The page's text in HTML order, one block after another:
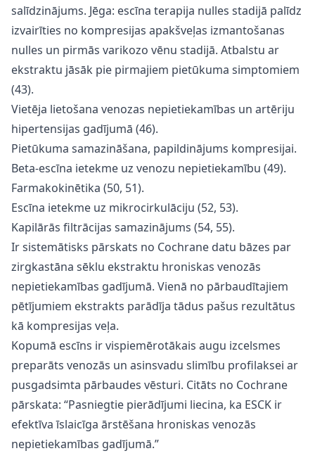
salīdzinājums. Jēga: escīna terapija nulles stadijā palīdz
izvairīties no kompresijas apakšveļas izmantošanas
nulles un pirmās varikozo vēnu stadijā. Atbalstu ar
ekstraktu jāsāk pie pirmajiem pietūkuma simptomiem
(43).
Vietēja lietošana venozas nepietiekamības un artēriju
hipertensijas gadījumā (46).
Pietūkuma samazināšana, papildinājums kompresijai.
Beta-escīna ietekme uz venozu nepietiekamību (49).
Farmakokinētika (50, 51).
Escīna ietekme uz mikrocirkulāciju (52, 53).
Kapilārās filtrācijas samazinājums (54, 55).
Ir sistemātisks pārskats no Cochrane datu bāzes par
zirgkastāna sēklu ekstraktu hroniskas venozās
nepietiekamības gadījumā. Vienā no pārbaudītajiem
pētījumiem ekstrakts parādīja tādus pašus rezultātus
kā kompresijas veļa.
Kopumā escīns ir vispiemērotākais augu izcelsmes
preparāts venozās un asinsvadu slimību profilaksei ar
pusgadsimta pārbaudes vēsturi. Citāts no Cochrane
pārskata: “Pasniegtie pierādījumi liecina, ka ESCK ir
efektīva īslaicīga ārstēšana hroniskas venozās
nepietiekamības gadījumā.”